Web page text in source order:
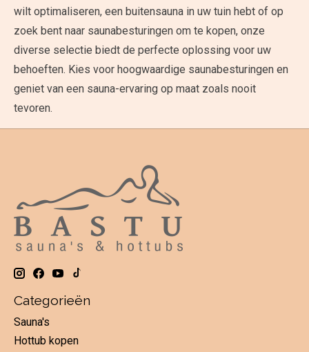
wilt optimaliseren, een buitensauna in uw tuin hebt of op
zoek bent naar saunabesturingen om te kopen, onze
diverse selectie biedt de perfecte oplossing voor uw
behoeften. Kies voor hoogwaardige saunabesturingen en
geniet van een sauna-ervaring op maat zoals nooit
tevoren.
Categorieën
Sauna's
Hottub kopen